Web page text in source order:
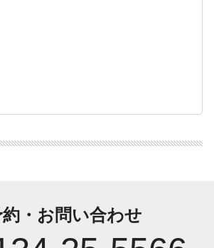
・お問い合わせ